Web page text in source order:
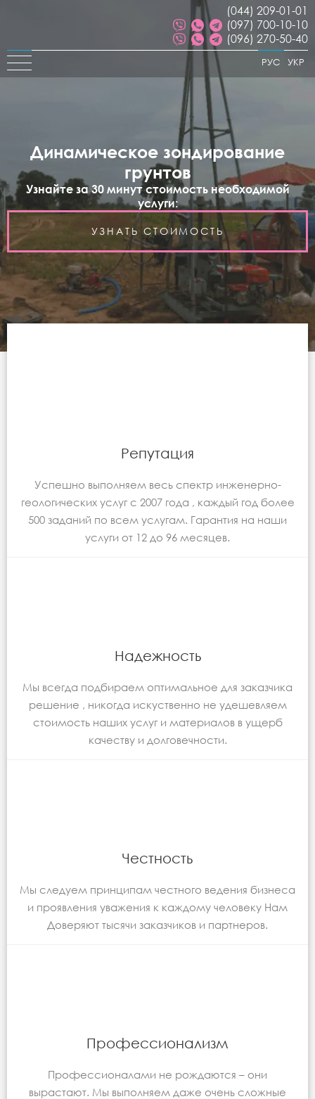
(044) 209-01-01
(097) 700-10-10
(096) 270-50-40
УКР
РУС
Динамическое зондирование
грунтов
Узнайте за 30 минут стоимость необходимой
услуги:
УЗНАТЬ СТОИМОСТЬ
Репутация
Успешно выполняем весь спектр инженерно-
геологических услуг с 2007 года , каждый год более
500 заданий по всем услугам. Гарантия на наши
услуги от 12 до 96 месяцев.
Надежность
Мы всегда подбираем оптимальное для заказчика
решение , никогда искуственно не удешевляем
стоимость наших услуг и материалов в ущерб
качеству и долговечности.
Честность
Мы следуем принципам честного ведения бизнеса
и проявления уважения к каждому человеку Нам
Доверяют тысячи заказчиков и партнеров.
Профессионализм
Профессионалами не рождаются – они
вырастают. Мы выполняем даже очень сложные